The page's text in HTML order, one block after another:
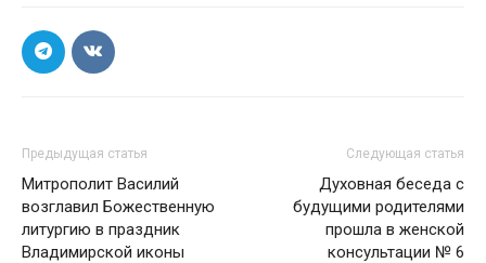
Предыдущая статья
Митрополит Василий
возглавил Божественную
литургию в праздник
Владимирской иконы
Следующая статья
Духовная беседа с
будущими родителями
прошла в женской
консультации № 6